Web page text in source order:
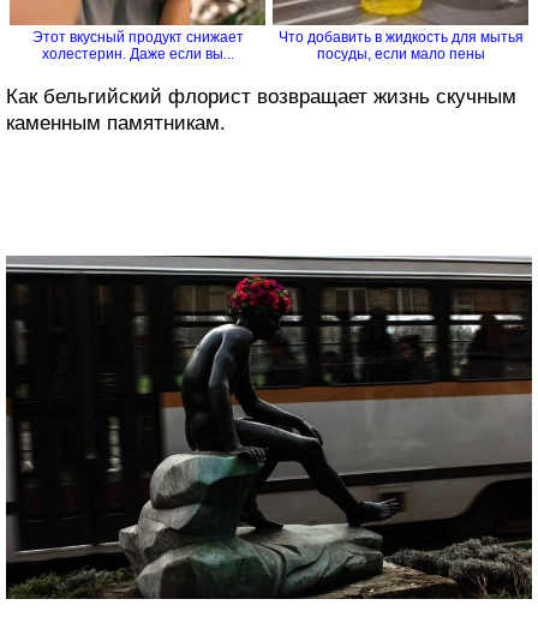
Этот вкусный продукт снижает
холестерин. Даже если вы...
Что добавить в жидкость для мытья
посуды, если мало пены
Как бельгийский флорист возвращает жизнь скучным
каменным памятникам.